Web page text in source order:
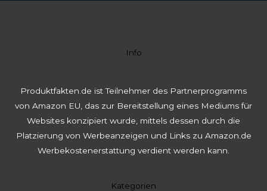
Info
Produktfakten.de ist Teilnehmer des Partnerprogramms
von Amazon EU, das zur Bereitstellung eines Mediums für
Websites konzipiert wurde, mittels dessen durch die
Platzierung von Werbeanzeigen und Links zu Amazon.de
Werbekostenerstattung verdient werden kann.
Kategorien